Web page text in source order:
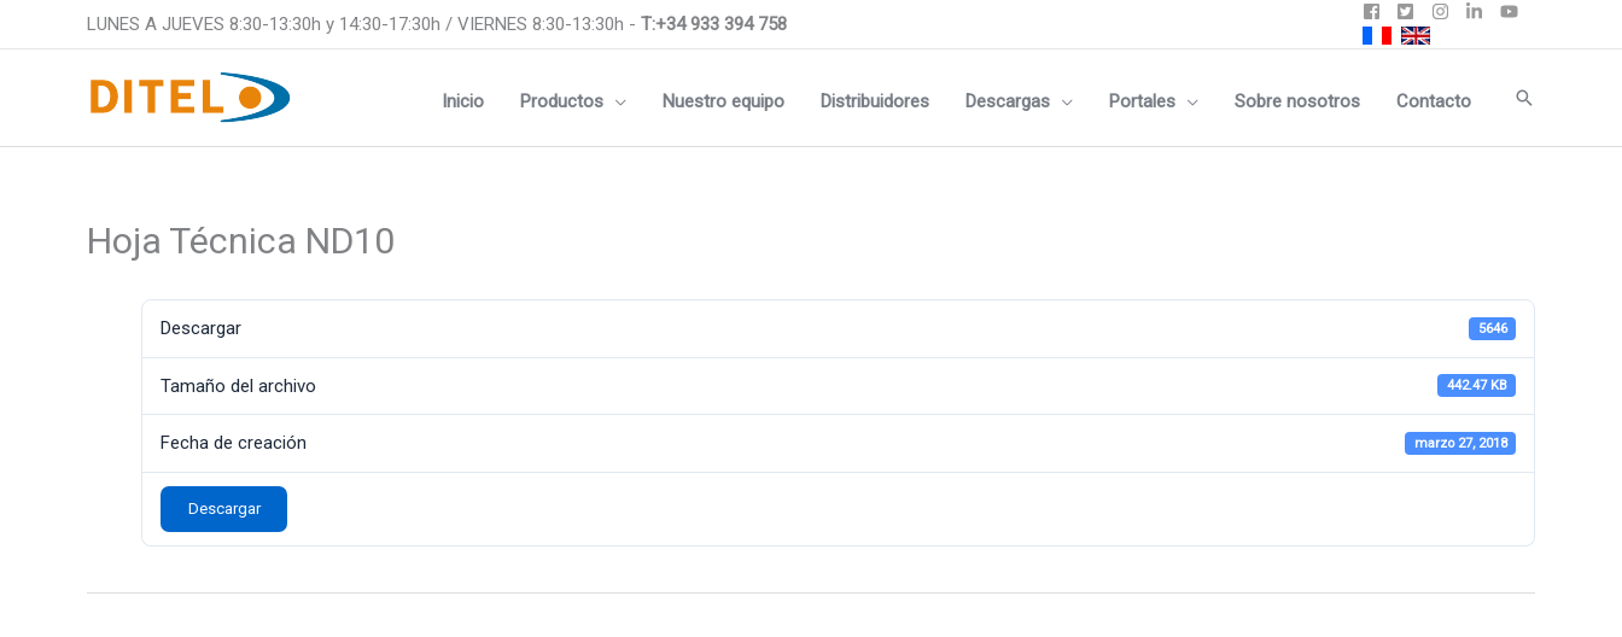
LUNES A JUEVES 8:30-13:30h y 14:30-17:30h / VIERNES 8:30-13:30h - T:+34 933 394 758
Inicio Productos Nuestro equipo Distribuidores Descargas Portales Sobre nosotros Contacto Buscar
Hoja Técnica ND10
Descargar 5646
Tamaño del archivo 442.47 KB
Fecha de creación marzo 27, 2018
Descargar